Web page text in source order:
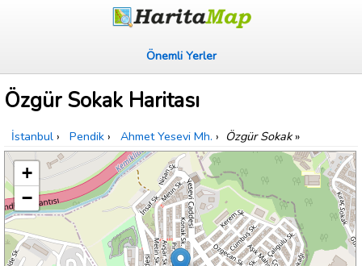
Önemli Yerler
Özgür Sokak Haritası
İstanbul › Pendik › Ahmet Yesevi Mh. › Özgür Sokak»
+
−